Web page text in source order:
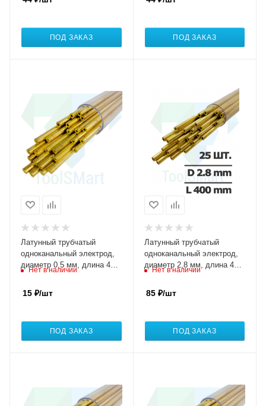
ПОД ЗАКАЗ ПОД ЗАКАЗ
Латунный трубчатый
одноканальный электрод,
диаметр 0,5 мм, длина 400
Нет в наличии
15 ₽/шт
ПОД ЗАКАЗ
Латунный трубчатый
одноканальный электрод,
диаметр 2,8 мм, длина 400
Нет в наличии
85₽/шт
ПОД ЗАКАЗ